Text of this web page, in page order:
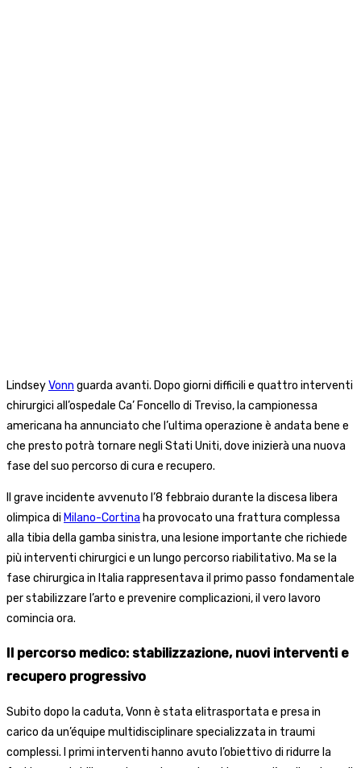
LindseyVonn guarda avanti. Dopo giorni difficili e quattro interventi
chirurgici all’ospedale Ca’ Foncello di Treviso, la campionessa
americana ha annunciato che l’ultima operazione è andata bene e
che presto potrà tornare negli Stati Uniti, dove inizierà una nuova
fase del suo percorso di cura e recupero.
Il grave incidente avvenuto l’8 febbraio durante la discesa libera
olimpica di Milano-Cortina ha provocato una frattura complessa
alla tibia della gamba sinistra, una lesione importante che richiede
più interventi chirurgici e un lungo percorso riabilitativo. Ma se la
fase chirurgica in Italia rappresentava il primo passo fondamentale
per stabilizzare l’arto e prevenire complicazioni, il vero lavoro
comincia ora.
Il percorso medico: stabilizzazione, nuovi interventi e
recupero progressivo
Subito dopo la caduta, Vonn è stata elitrasportata e presa in
carico da un’équipe multidisciplinare specializzata in traumi
complessi. I primi interventi hanno avuto l’obiettivo di ridurre la